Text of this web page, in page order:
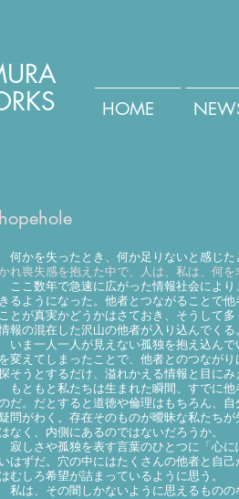
HOME
hopehole
何かを失ったとき、何か足りないと感じ
れ喪失感を抱えた中で、人は、私は、何を
ここ数年で急速に広がった情報社会によ
きるようになった。他者とつながることで
ことが真実かどうかはさておき、そうして
報の混在した沢山の他者が入り込んでくる。
いま一人一人が見えない孤独を抱え込ん
を変えてしまったことで、他者とのつなが
そうとするだけ、溢れかえる情報と目に
もともと私たちは生まれた瞬間、すでに
だ。だとすると道徳や倫理はもちろん、
疑問がわく。存在そのものが曖昧な私たち
はなく、内側にあるのではないだろうか。
寂しさや孤独を表す言葉のひとつに「心
いはずだ。穴の中にはたくさんの他者と自
はむしろ希望が詰まっているように思う。
私は、その闇しかないように思えるものの